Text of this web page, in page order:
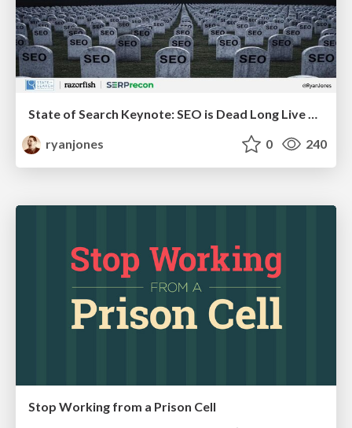
ryanjones
0 240
Stop Working from a Prison Cell